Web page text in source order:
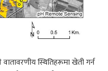
स्थितिहरूमा खेती गर्न